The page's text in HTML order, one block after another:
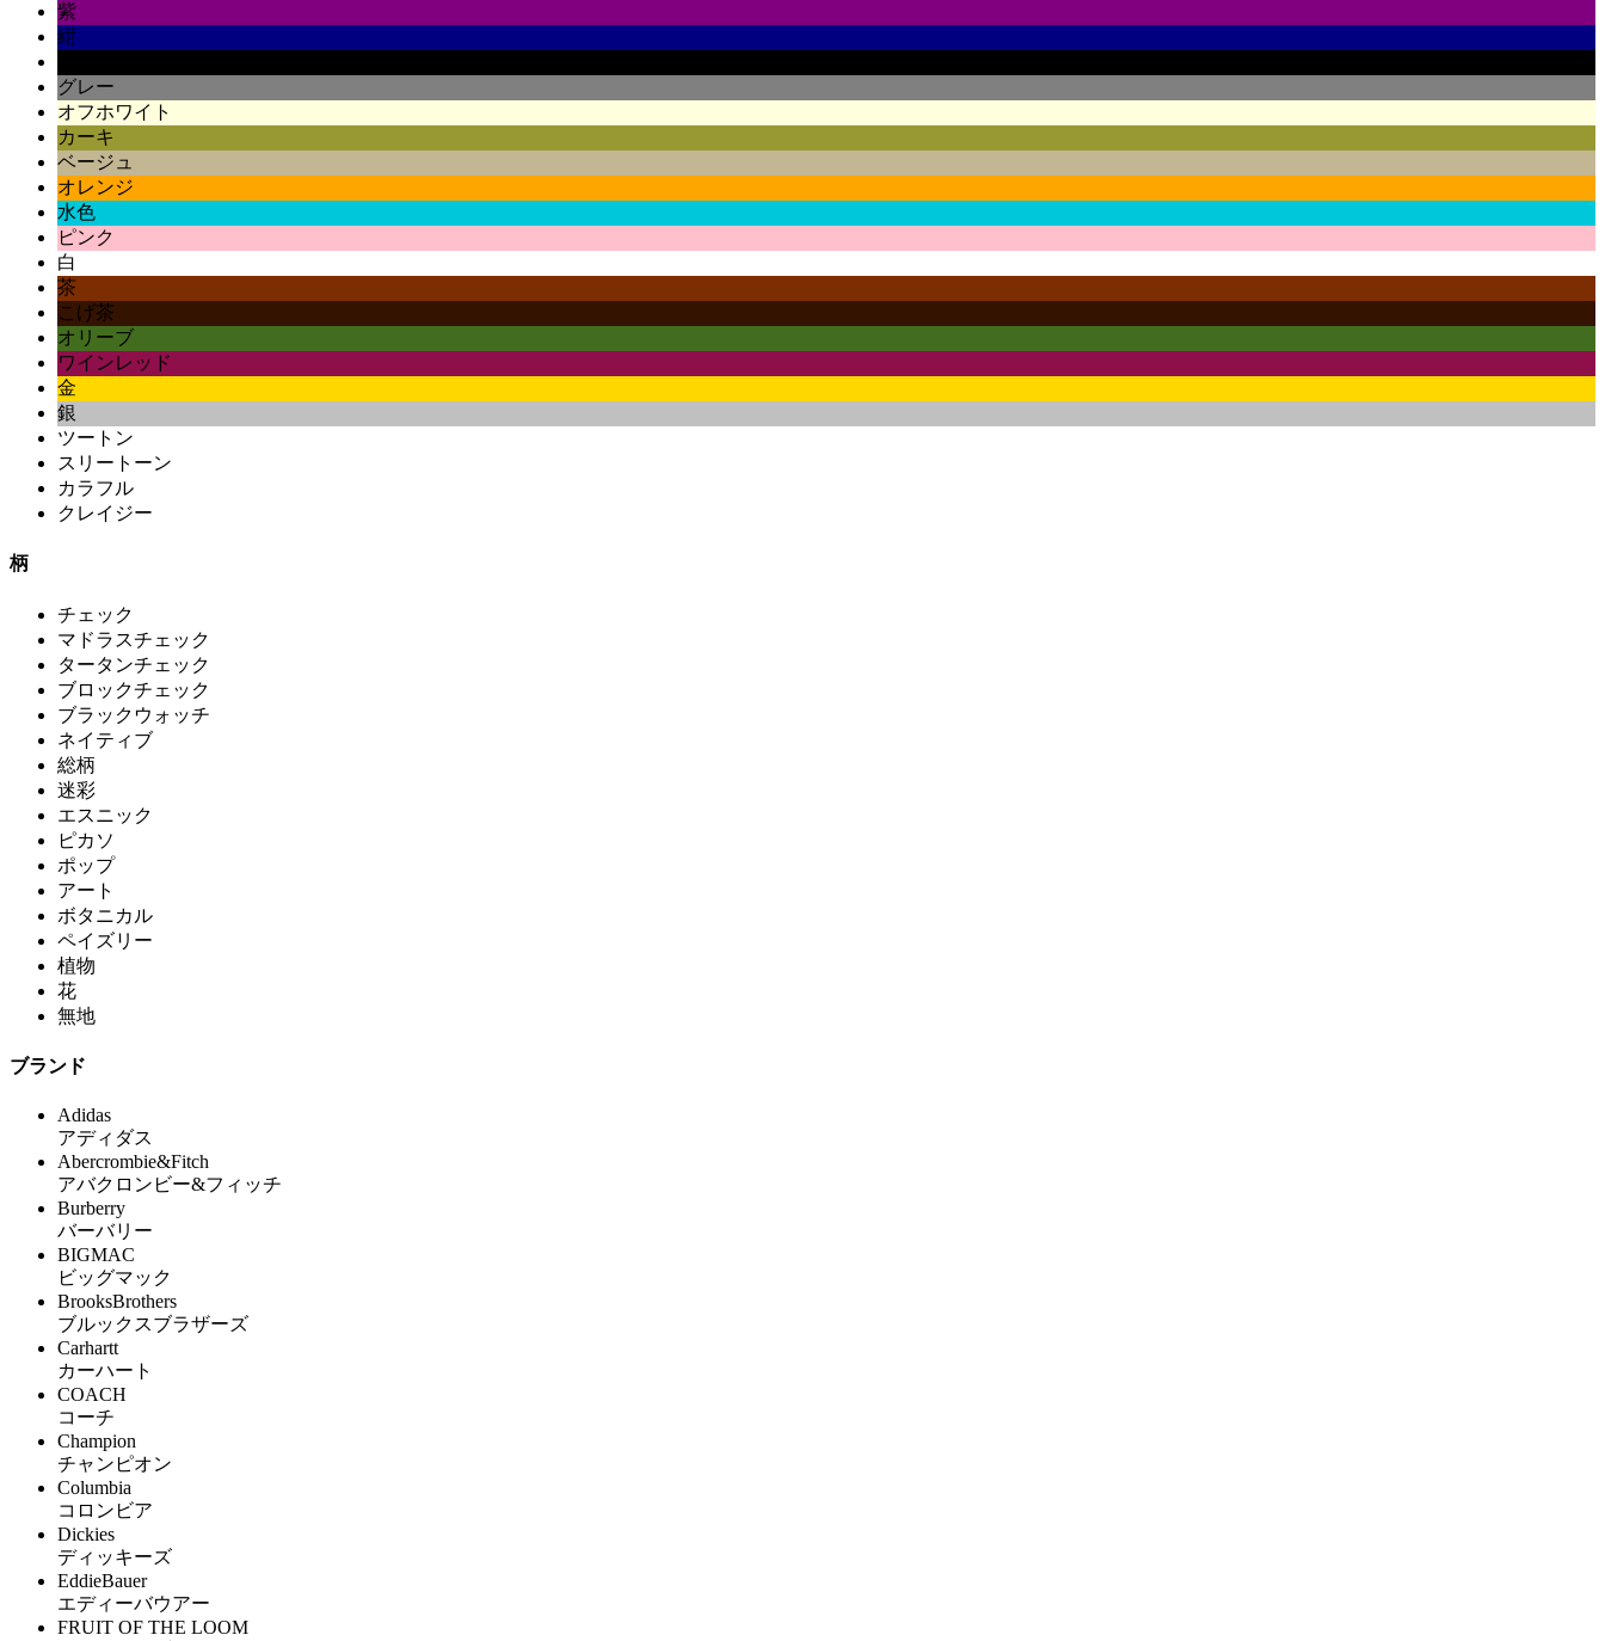
紫
紺
グレー
オフホワイト
カーキ
ベージュ
オレンジ
水色
ピンク
白
茶
こげ茶
オリーブ
ワインレッド
金
銀
ツートン
スリートーン
カラフル
クレイジー
柄
チェック
マドラスチェック
タータンチェック
ブロックチェック
ブラックウォッチ
ネイティブ
総柄
迷彩
エスニック
ピカソ
ポップ
アート
ボタニカル
ペイズリー
植物
花
無地
ブランド
Adidas
アディダス
Abercrombie&Fitch
アバクロンビー&フィッチ
Burberry
バーバリー
BIGMAC
ビッグマック
BrooksBrothers
ブルックスブラザーズ
Carhartt
カーハート
COACH
コーチ
Champion
チャンピオン
Columbia
コロンビア
Dickies
ディッキーズ
EddieBauer
エディーバウアー
FRUIT OF THE LOOM